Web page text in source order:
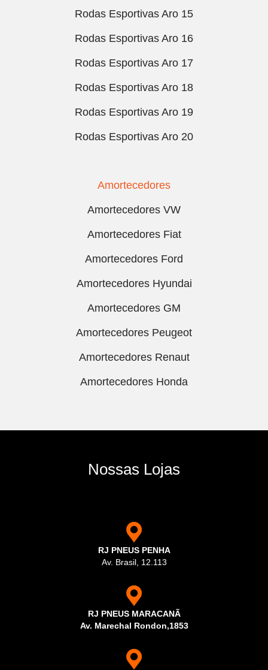
Rodas Esportivas Aro 15
Rodas Esportivas Aro 16
Rodas Esportivas Aro 17
Rodas Esportivas Aro 18
Rodas Esportivas Aro 19
Rodas Esportivas Aro 20
Amortecedores
Amortecedores VW
Amortecedores Fiat
Amortecedores Ford
Amortecedores Hyundai
Amortecedores GM
Amortecedores Peugeot
Amortecedores Renaut
Amortecedores Honda
Nossas Lojas
RJ PNEUS PENHA
Av. Brasil, 12.113
RJ PNEUS MARACANÃ
Av. Marechal Rondon,1853